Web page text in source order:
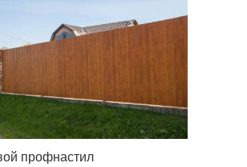
профнастил